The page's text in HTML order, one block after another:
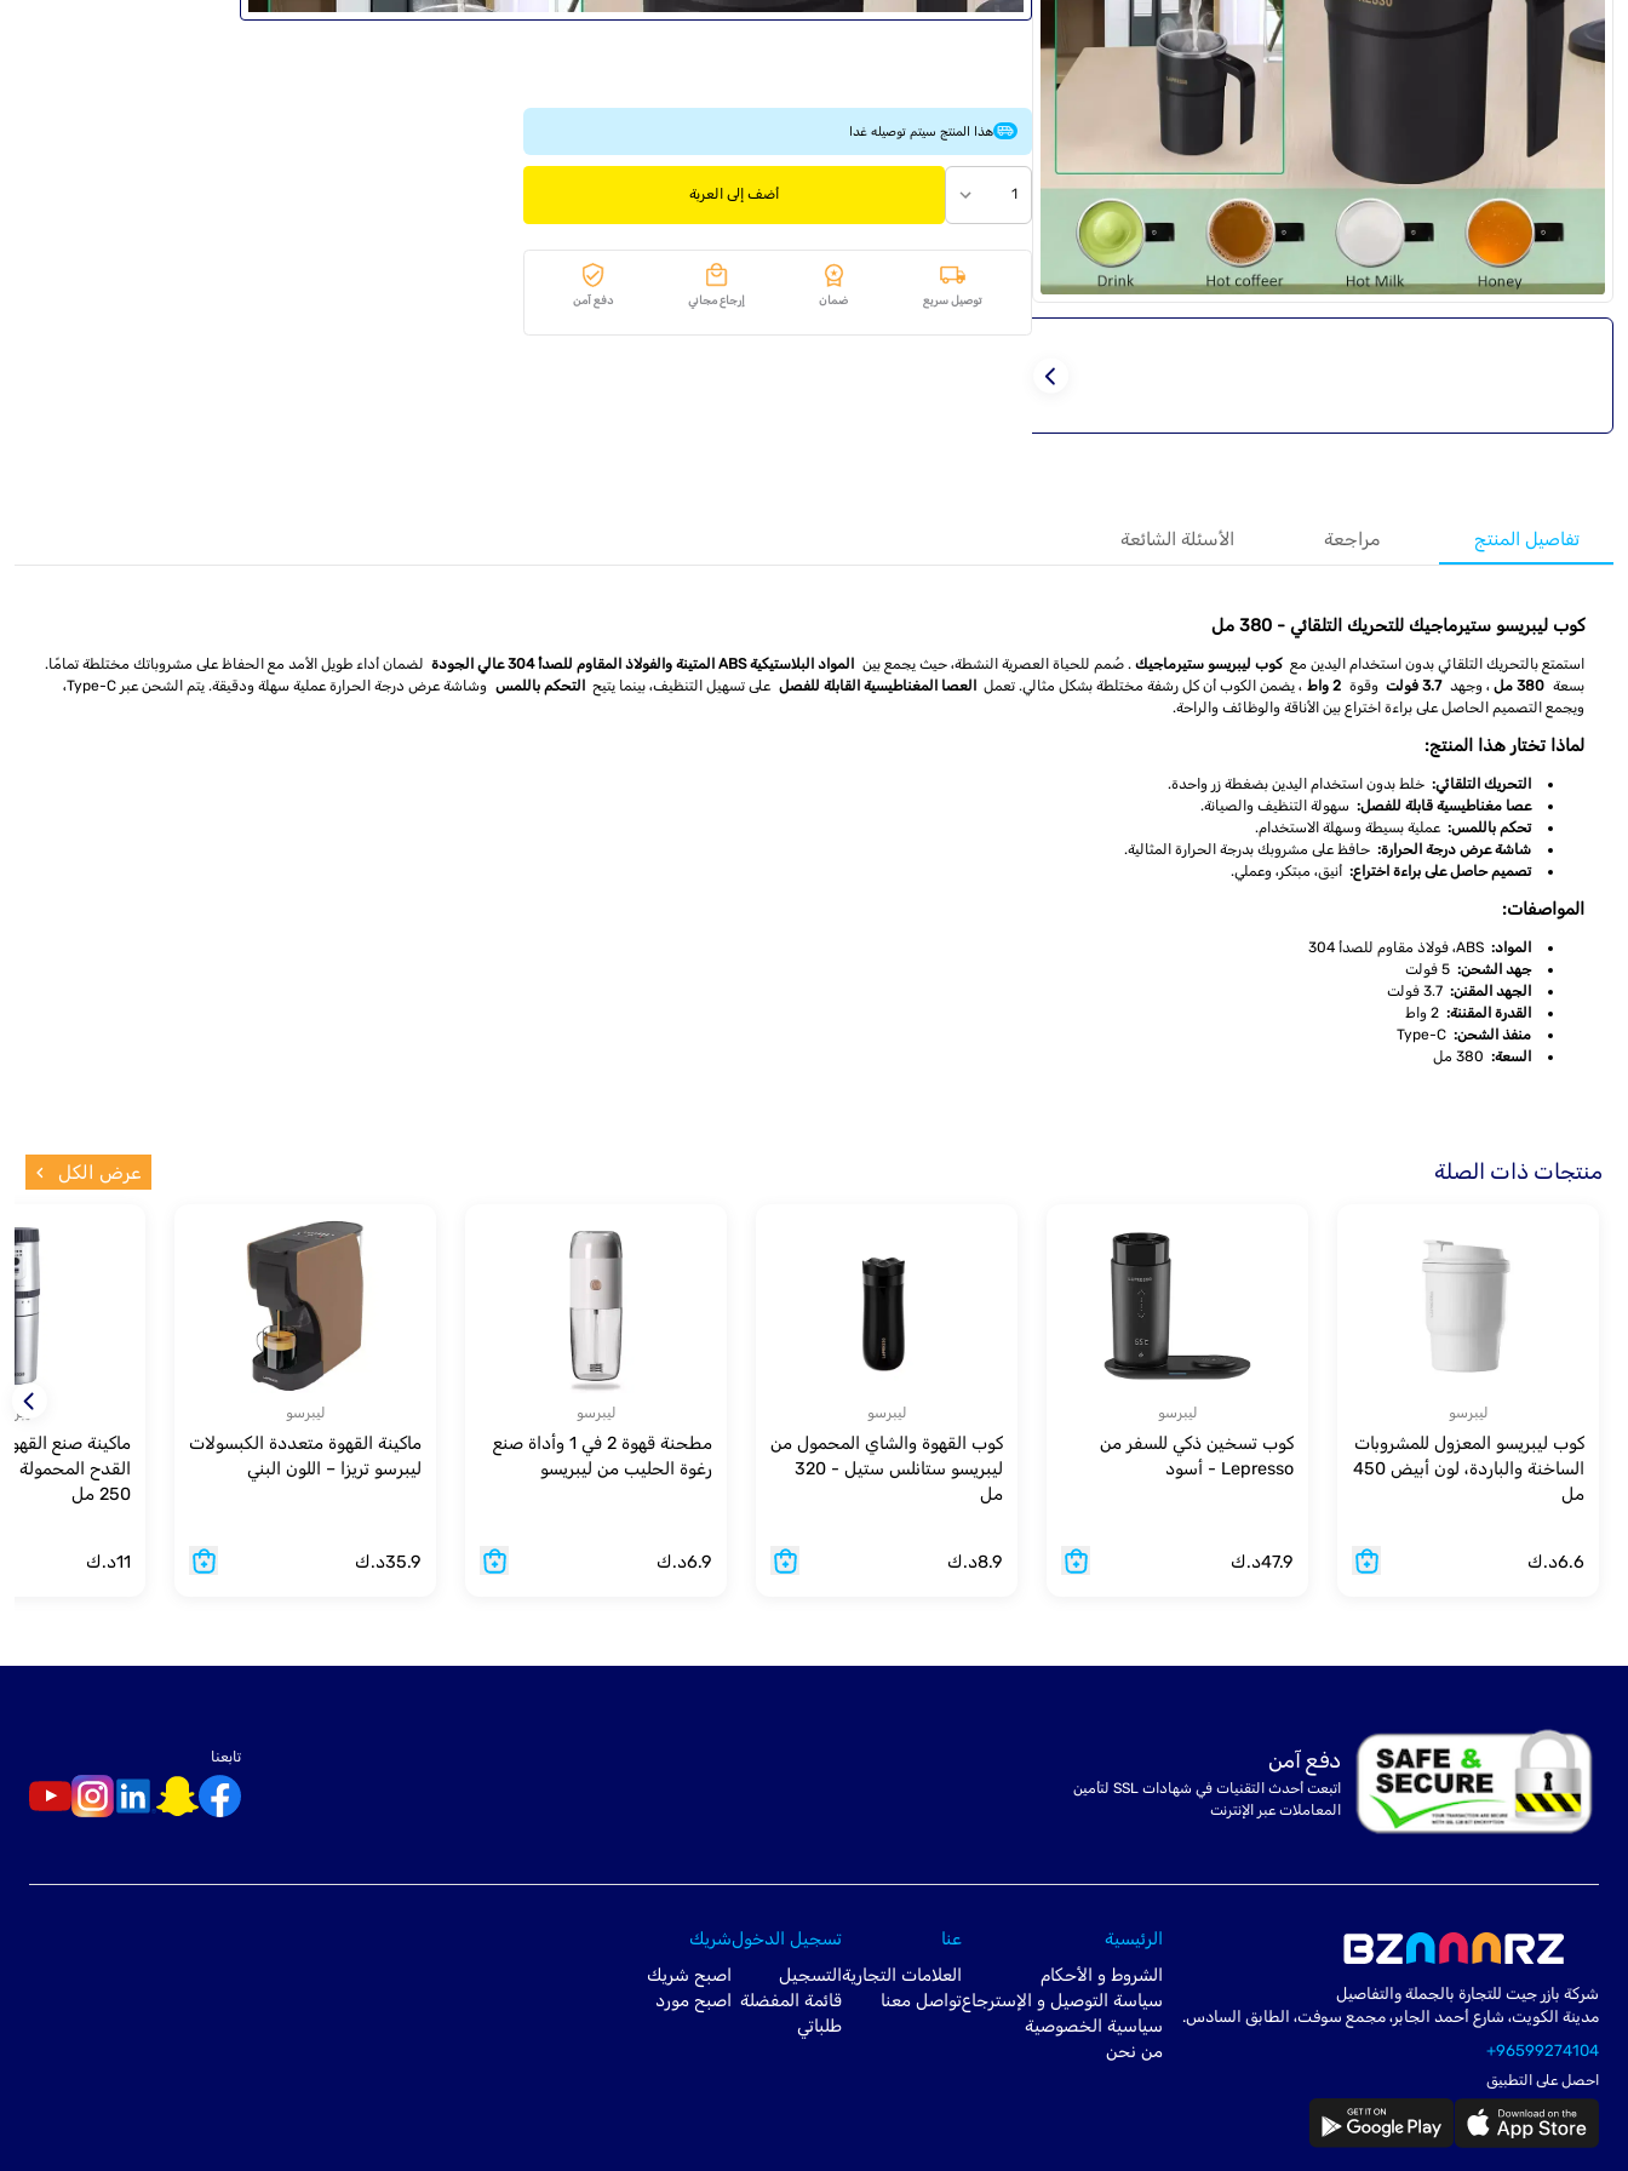
هذا المنتج سيتم توصيله غدا
1 أضف إلى العربة
توصيل سريع ضمان إرجاع مجاني دفع آمن
تفاصيل المنتج مراجعة الأسئلة الشائعة
كوب ليبريسو ستيرماجيك للتحريك التلقائي - 380 مل
استمتع بالتحريك التلقائي بدون استخدام اليدين مع كوب ليبريسو ستيرماجيك . صُمم للحياة العصرية النشطة، حيث يجمع بين المواد البلاستيكية ABS المتينة والفولاذ المقاوم للصدأ 304 عالي الجودة
لضمان أداء طويل الأمد مع الحفاظ على مشروباتك مختلطة تمامًا.
بسعة 380 مل ، وجهد 3.7 فولت وقوة 2 واط ، يضمن الكوب أن كل رشفة مختلطة بشكل مثالي. تعمل العصا المغناطيسية القابلة للفصل على تسهيل التنظيف، بينما يتيح التحكم باللمس
وشاشة عرض درجة الحرارة عملية سهلة ودقيقة. يتم الشحن عبر Type-C،
ويجمع التصميم الحاصل على براءة اختراع بين الأناقة والوظائف والراحة.
لماذا تختار هذا المنتج:
التحريك التلقائي: خلط بدون استخدام اليدين بضغطة زر واحدة.
عصا مغناطيسية قابلة للفصل: سهولة التنظيف والصيانة.
تحكم باللمس: عملية بسيطة وسهلة الاستخدام.
شاشة عرض درجة الحرارة: حافظ على مشروبك بدرجة الحرارة المثالية.
تصميم حاصل على براءة اختراع: أنيق، مبتكر، وعملي.
المواصفات:
المواد: ABS، فولاذ مقاوم للصدأ 304
جهد الشحن: 5 فولت
الجهد المقنن: 3.7 فولت
القدرة المقننة: 2 واط
منفذ الشحن: Type-C
السعة:
منتجات ذات الصلة عرض الكل
ليبرسو
كوب ليبريسو المعزول للمشروبات
الساخنة والباردة، لون أبيض 450
مل
6.6د.ك
ليبرسو
كوب تسخين ذكي للسفر من
Lepresso - أسود
47.9د.ك
ليبرسو
كوب القهوة والشاي المحمول من
ليبريسو ستانلس ستيل - 320
مل
8.9د.ك
ليبرسو
مطحنة قهوة 2 في 1 وأداة صنع
رغوة الحليب من ليبريسو
6.9د.ك
ليبرسو
ماكينة القهوة متعددة الكبسولات
ليبرسو تريزا – اللون البني
35.9د.ك
ماكينة صنع
250 مل
11د.ك
دفع آمن
اتبعت أحدث التقنيات في شهادات SSL لتأمين
المعاملات عبر الإنترنت
تابعنا
شركة بازر جيت للتجارة بالجملة والتفاصيل
مدينة الكويت، شارع أحمد الجابر، مجمع سوفت، الطابق السادس.
+96599274104
احصل على التطبيق
الرئيسية
الشروط و الأحكام
سياسة التوصيل و الإسترجاع
سياسية الخصوصية
من نحن
عنا
العلامات التجارية
تواصل معنا
تسجيل الدخول
التسجيل
قائمة المفضلة
طلباتي
شريك
اصبح شريك
اصبح مورد